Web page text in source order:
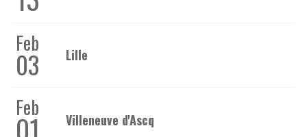
Feb
03 Lille
Feb
01 Villeneuve d'Ascq